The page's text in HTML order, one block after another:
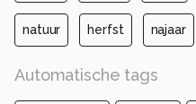
natuur herfst najaar
Automatische tags